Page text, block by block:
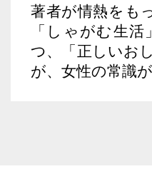
著者が情熱をも
「しゃがむ生
つ、「正しいお
が、女性の常識